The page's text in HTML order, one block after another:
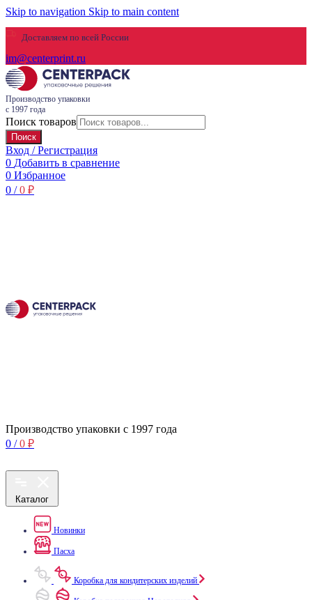
Skip to navigation Skip to main content
Доставляем по всей России
im@centerprint.ru
Производство упаковки
с 1997 года
Поиск товаров
Поиск
Вход / Регистрация
0 Добавить в сравнение
0 Избранное
0 / 0 ₽
Производство упаковки с 1997 года
0 / 0 ₽
Каталог
Новинки
Пасха
Коробка для кондитерских изделий